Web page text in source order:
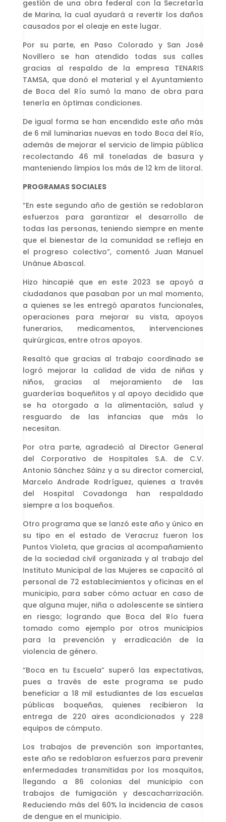
gestión de una obra federal con la Secretaría
de Marina, la cual ayudará a revertir los daños
causados por el oleaje en este lugar.
Por su parte, en Paso Colorado y San José
Novillero se han atendido todas sus calles
gracias al respaldo de la empresa TENARIS
TAMSA, que donó el material y el Ayuntamiento
de Boca del Río sumó la mano de obra para
tenerla en óptimas condiciones.
De igual forma se han encendido este año más
de 6 mil luminarias nuevas en todo Boca del Río,
además de mejorar el servicio de limpia pública
recolectando 46 mil toneladas de basura y
manteniendo limpios los más de 12 km de litoral.
PROGRAMAS SOCIALES
“En este segundo año de gestión se redoblaron
esfuerzos para garantizar el desarrollo de
todas las personas, teniendo siempre en mente
que el bienestar de la comunidad se refleja en
el progreso colectivo”, comentó Juan Manuel
Unánue Abascal.
Hizo hincapié que en este 2023 se apoyó a
ciudadanos que pasaban por un mal momento,
a quienes se les entregó aparatos funcionales,
operaciones para mejorar su vista, apoyos
funerarios, medicamentos, intervenciones
quirúrgicas, entre otros apoyos.
Resaltó que gracias al trabajo coordinado se
logró mejorar la calidad de vida de niñas y
niños, gracias al mejoramiento de las
guarderías boqueñitos y al apoyo decidido que
se ha otorgado a la alimentación, salud y
resguardo de las infancias que más lo
necesitan.
Por otra parte, agradeció al Director General
del Corporativo de Hospitales S.A. de C.V.
Antonio Sánchez Sáinz y a su director comercial,
Marcelo Andrade Rodríguez, quienes a través
del Hospital Covadonga han respaldado
siempre a los boqueños.
Otro programa que se lanzó este año y único en
su tipo en el estado de Veracruz fueron los
Puntos Violeta, que gracias al acompañamiento
de la sociedad civil organizada y al trabajo del
Instituto Municipal de las Mujeres se capacitó al
personal de 72 establecimientos y oficinas en el
municipio, para saber cómo actuar en caso de
que alguna mujer, niña o adolescente se sintiera
en riesgo; logrando que Boca del Río fuera
tomado como ejemplo por otros municipios
para la prevención y erradicación de la
violencia de género.
“Boca en tu Escuela” superó las expectativas,
pues a través de este programa se pudo
beneficiar a 18 mil estudiantes de las escuelas
públicas boqueñas, quienes recibieron la
entrega de 220 aires acondicionados y 228
equipos de cómputo.
Los trabajos de prevención son importantes,
este año se redoblaron esfuerzos para prevenir
enfermedades transmitidas por los mosquitos,
llegando a 86 colonias del municipio con
trabajos de fumigación y descacharrización.
Reduciendo más del 60% la incidencia de casos
de dengue en el municipio.